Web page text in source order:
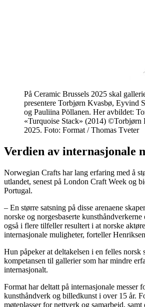
På Ceramic Brussels 2025 skal
presentere Torbjørn Kvasbø, Eyvind
og Pauliina Pöllanen. Her avbildet:
«Turquoise Stack» (2014)
2025. Foto: Format / Thomas Tveter
Verdien av internasjonale
Norwegian Crafts har lang erfaring med å
utlandet, senest på London Craft Week og
Portugal.
– En større satsning på disse arenaene
norske og norgesbaserte
også i flere tilfeller resultert i at norske
internasjonale muligheter, forteller
Hun påpeker at deltakelsen i en felles norsk
kompetansen til gallerier som har mindre
internasjonalt.
Format har deltatt på internasjonale messer
kunsthåndverk og billedkunst i over 15 år.
møteplasser for nettverk og samarbeid,